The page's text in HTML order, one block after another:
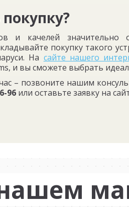
и качелей значительно
покупку такого
На сайте нашего
и вы сможете выбрать
– позвоните нашим
96 или оставьте заявку на